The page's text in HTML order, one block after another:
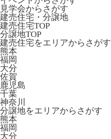
見学会からさがす
建売住宅・分譲地
建売住宅TOP
分譲地TOP
建売住宅をエリアからさがす
熊本
福岡
大分
佐賀
鹿児島
千葉
神奈川
分譲地をエリアからさがす
熊本
福岡
大分